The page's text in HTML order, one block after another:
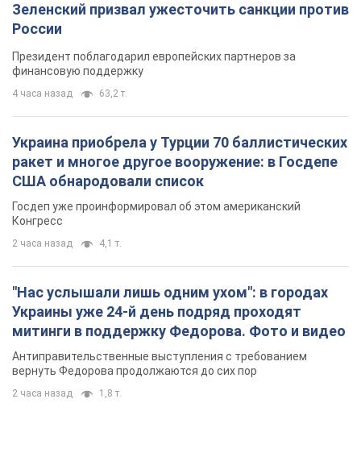
Зеленский призвал ужесточить санкции против
России
Президент поблагодарил европейских партнеров за
финансовую поддержку
4 часа назад 63,2 т.
Украина приобрела у Турции 70 баллистических
ракет и многое другое вооружение: в Госдепе
США обнародовали список
Госдеп уже проинформировал об этом американский
Конгресс
2 часа назад 4,1 т.
"Нас услышали лишь одним ухом": в городах
Украины уже 24-й день подряд проходят
митинги в поддержку Федорова. Фото и видео
Антиправительственные выступления с требованием
вернуть Федорова продолжаются до сих пор
2 часа назад 1,8 т.